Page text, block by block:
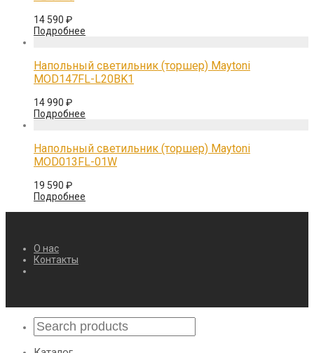
14 590 ₽
Подробнее
Напольный светильник (торшер) Maytoni
MOD147FL-L20BK1
14 990 ₽
Подробнее
Напольный светильник (торшер) Maytoni
MOD013FL-01W
19 590 ₽
Подробнее
О нас
Контакты